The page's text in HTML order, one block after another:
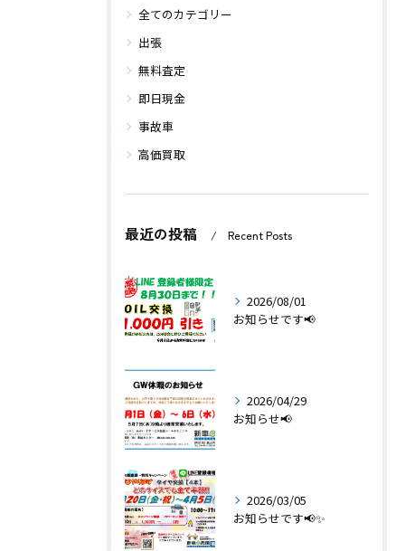
全てのカテゴリー
出張
無料査定
即日現金
事故車
高価買取
最近の投稿 Recent Posts
2026/08/01
お知らせです📢
2026/04/29
お知らせ📢
2026/03/05
お知らせです📢✨